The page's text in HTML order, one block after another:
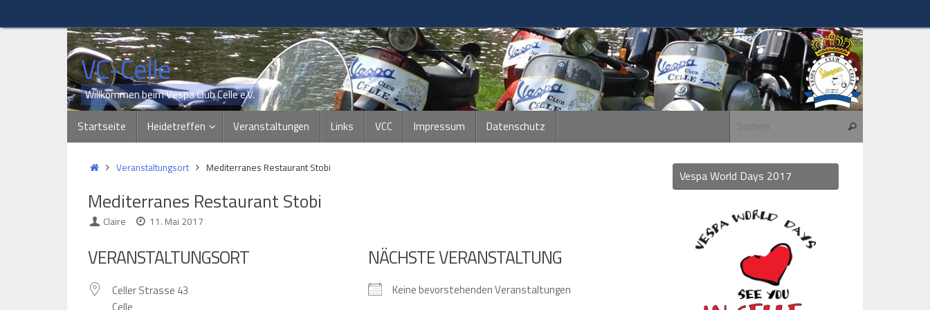
Inhalt
VC-Celle
Willkommen beim Vespa Club Celle e.V.
Inhalt
springen
Startseite Heidetreffen Veranstaltungen Links VCC Impressum Datenschutz Suchen
StartVeranstaltungsort Mediterranes Restaurant Stobi
Mediterranes Restaurant Stobi
Claire 11. Mai 2017
VERANSTALTUNGSORT
Celler Strasse 43
Celle
NÄCHSTE VERANSTALTUNG
Keine bevorstehenden Veranstaltungen
Vespa World Days 2017